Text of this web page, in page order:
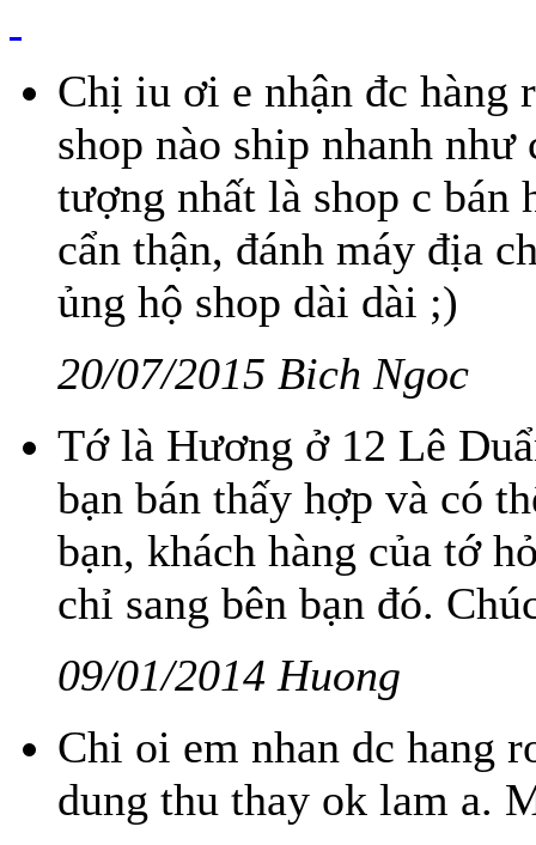
Chị iu ơi e nhận đc hàng
shop nào ship nhanh
tượng nhất là shop c bán
cẩn thận, đánh máy địa
ủng hộ shop dài dài ;)
20/07/2015 Bich Ngoc
Tớ là Hương ở 12 Lê
bạn bán thấy hợp và có
bạn, khách hàng của tớ
chỉ sang bên bạn đó.
09/01/2014 Huong
Chi oi em nhan dc hang
dung thu thay ok lam a.